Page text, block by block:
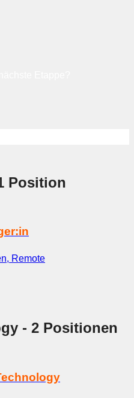
Position
Remote
- 2 Positionen